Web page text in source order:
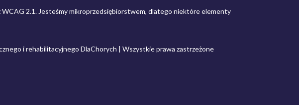
2.1. Jesteśmy mikroprzedsiębiorstwem, dlatego niektóre elementy
i rehabilitacyjnego DlaChorych | Wszystkie prawa zastrzeżone